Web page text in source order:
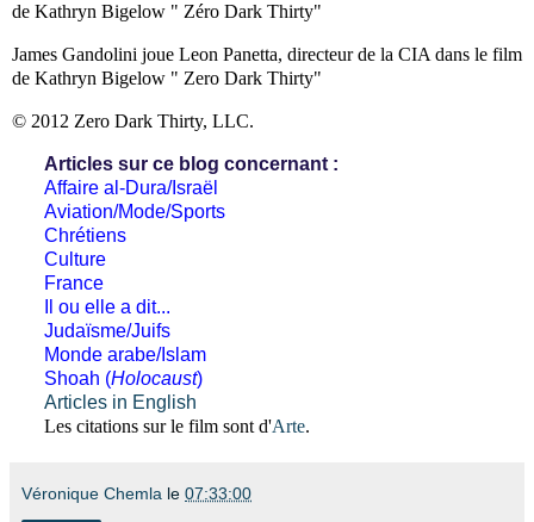
de Kathryn Bigelow " Zéro Dark Thirty"
James Gandolini joue Leon Panetta, directeur de la CIA dans le film
de Kathryn Bigelow " Zero Dark Thirty"
© 2012 Zero Dark Thirty, LLC.
Articles sur ce blog concernant :
Affaire al-Dura/Israël
Aviation/Mode/Sports
Chrétiens
Culture
France
Il ou elle a dit...
Judaïsme/Juifs
Monde arabe/Islam
Shoah (Holocaust)
Articles in English
Les citations sur le film sont d'Arte.
Véronique Chemla le 07:33:00